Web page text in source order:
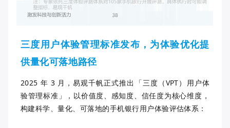
三度用户体验管理标准发布，为体验优化提
供量化可落地路径
2025 年 3 月，易观千帆正式推出「三度（VPT）用户体
验管理标准」，以价值度、感知度、信任度为核心维度，
构建科学、量化、可落地的手机银行用户体验评估体系：